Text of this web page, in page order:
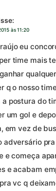
às 11:20
eu
time mais
q o nosso
postura do
um gol e
em vez de
adversário
e começa
e acabam
vc q